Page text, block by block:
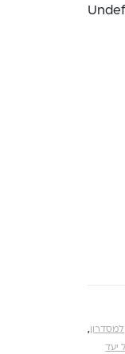
למסדרון,
יעד